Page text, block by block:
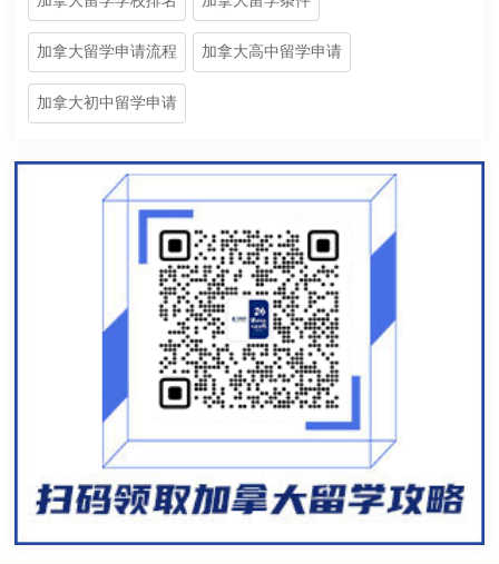
加拿大留学申请流程 加拿大高中留学申请
加拿大初中留学申请